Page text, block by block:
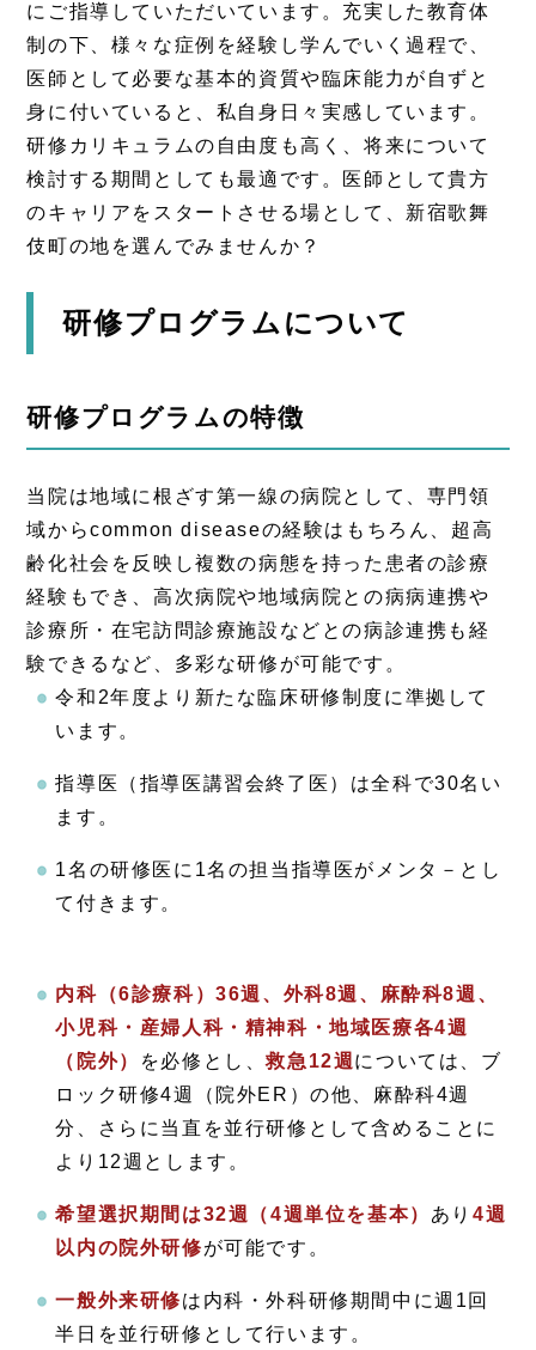
にご指導していただいています。充実した教育体
制の下、様々な症例を経験し学んでいく過程で、
医師として必要な基本的資質や臨床能力が自ずと
身に付いていると、私自身日々実感しています。
研修カリキュラムの自由度も高く、将来について
検討する期間としても最適です。医師として貴方
のキャリアをスタートさせる場として、新宿歌舞
伎町の地を選んでみませんか？
研修プログラムについて
研修プログラムの特徴
当院は地域に根ざす第一線の病院として、専門領
域からcommon diseaseの経験はもちろん、超高
齢化社会を反映し複数の病態を持った患者の診療
経験もでき、高次病院や地域病院との病病連携や
診療所・在宅訪問診療施設などとの病診連携も経
験できるなど、多彩な研修が可能です。
令和2年度より新たな臨床研修制度に準拠して
います。
指導医（指導医講習会終了医）は全科で30名い
ます。
1名の研修医に1名の担当指導医がメンタ－とし
て付きます。
内科（6診療科）36週、外科8週、麻酔科8週、
小児科・産婦人科・精神科・地域医療各4週
（院外）
を必修とし、救急12週については、ブ
ロック研修4週（院外ER）の他、麻酔科4週
分、さらに当直を並行研修として含めることに
より12週とします。
希望選択期間は32週（4週単位を基本） あり 4週
以内の院外研修が可能です。
一般外来研修は内科・外科研修期間中に週1回
半日を並行研修として行います。